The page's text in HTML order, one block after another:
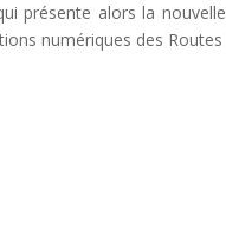
présente alors la
numériques des